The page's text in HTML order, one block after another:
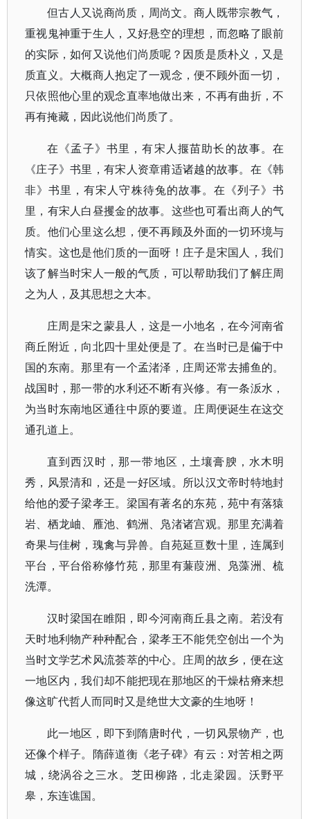
但古人又说商尚质，周尚文。商人既带宗教气，
重视鬼神重于生人，又好悬空的理想，而忽略了眼前
的实际，如何又说他们尚质呢？因质是质朴义，又是
质直义。大概商人抱定了一观念，便不顾外面一切，
只依照他心里的观念直率地做出来，不再有曲折，不
再有掩藏，因此说他们尚质了。
在《孟子》书里，有宋人揠苗助长的故事。在
《庄子》书里，有宋人资章甫适诸越的故事。在《韩
非》书里，有宋人守株待兔的故事。在《列子》书
里，有宋人白昼攫金的故事。这些也可看出商人的气
质。他们心里这么想，便不再顾及外面的一切环境与
情实。这也是他们质的一面呀！庄子是宋国人，我们
该了解当时宋人一般的气质，可以帮助我们了解庄周
之为人，及其思想之大本。
庄周是宋之蒙县人，这是一小地名，在今河南省
商丘附近，向北四十里处便是了。在当时已是偏于中
国的东南。那里有一个孟渚泽，庄周还常去捕鱼的。
战国时，那一带的水利还不断有兴修。有一条汳水，
为当时东南地区通往中原的要道。庄周便诞生在这交
通孔道上。
直到西汉时，那一带地区，土壤膏腴，水木明
秀，风景清和，还是一好区域。所以汉文帝时特地封
给他的爱子梁孝王。梁国有著名的东苑，苑中有落猿
岩、栖龙岫、雁池、鹤洲、凫渚诸宫观。那里充满着
奇果与佳树，瑰禽与异兽。自苑延亘数十里，连属到
平台，平台俗称修竹苑，那里有蒹葭洲、凫藻洲、梳
洗潭。
汉时梁国在睢阳，即今河南商丘县之南。若没有
天时地利物产种种配合，梁孝王不能凭空创出一个为
当时文学艺术风流荟萃的中心。庄周的故乡，便在这
一地区内，我们却不能把现在那地区的干燥枯瘠来想
像这旷代哲人而同时又是绝世大文豪的生地呀！
此一地区，即下到隋唐时代，一切风景物产，也
还像个样子。隋薛道衡《老子碑》有云：对苦相之两
城，绕涡谷之三水。芝田柳路，北走梁园。沃野平
皋，东连谯国。